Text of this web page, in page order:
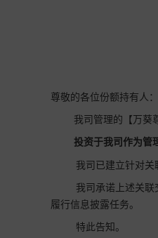
尊敬的各位份额持有人：
我司管理的【万葵
投资于我司作为管
我司已建立针对关
我司承诺上述关联
履行信息披露任务。
特此告知。